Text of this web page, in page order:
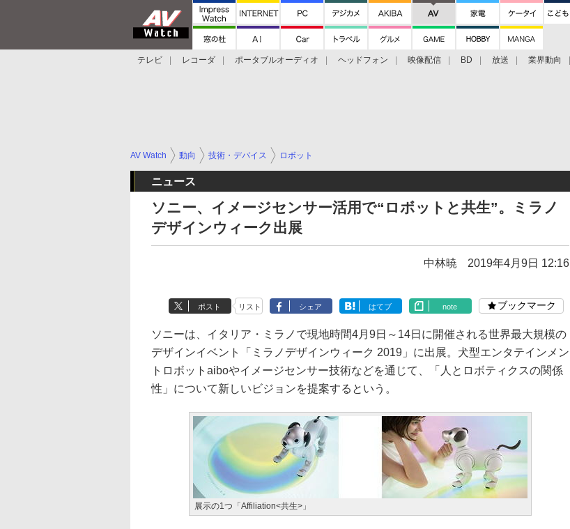
テレビ レコーダ ポータブルオーディオ ヘッドフォン 映像配信 BD 放送 業界動向
AV Watch 動向 技術・デバイス ロボット
ニュース
ソニー、イメージセンサー活用で“ロボットと共生”。ミラノ
デザインウィーク出展
中林暁 2019年4月9日 12:16
ポスト リスト シェア はてブ note ブックマーク
ソニーは、イタリア・ミラノで現地時間4月9日～14日に開催される世界最大規模の
デザインイベント「ミラノデザインウィーク 2019」に出展。犬型エンタテインメン
トロボットaiboやイメージセンサー技術などを通じて、「人とロボティクスの関係
性」について新しいビジョンを提案するという。
展示の1つ「Affiliation<共生>」